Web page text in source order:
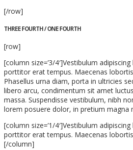
[/row]
THREE FOURTH / ONE FOURTH
[row]
[column size=’3/4′]Vestibulum
porttitor erat tempus. Maecenas
Phasellus urna diam, porta in ultricies
libero arcu, condimentum sit amet
massa. Suspendisse vestibulum, nibh
lorem posuere dolor, in pretium magna
[column size=’1/4′]Vestibulum
porttitor erat tempus. Maecenas
[/column]